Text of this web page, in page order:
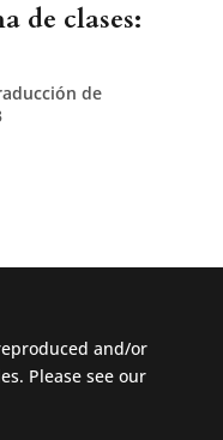
de clases:
de
and/or
Please see our